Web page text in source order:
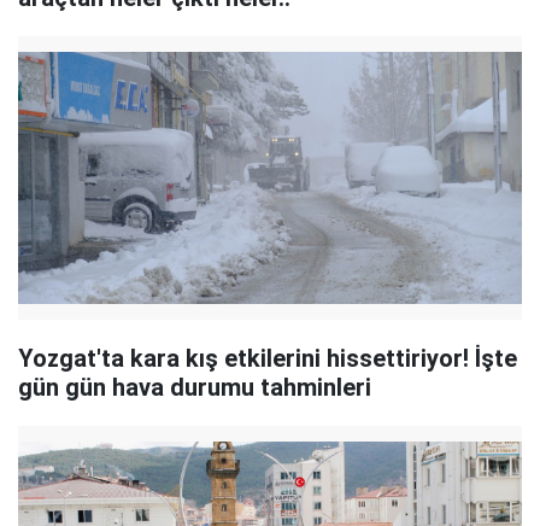
Yozgat'ta kara kış etkilerini hissettiriyor! İşte
gün gün hava durumu tahminleri